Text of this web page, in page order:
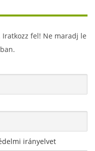
fel! Ne maradj le
irányelvet